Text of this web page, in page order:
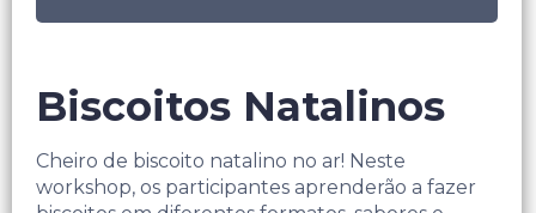
Biscoitos Natalinos
Cheiro de biscoito natalino no ar! Neste
workshop, os participantes aprenderão a fazer